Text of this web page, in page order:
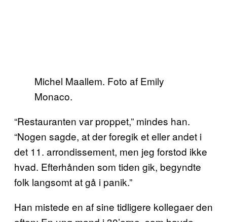
Michel Maallem. Foto af Emily
Monaco.
“Restauranten var proppet,” mindes han.
“Nogen sagde, at der foregik et eller andet i
det 11. arrondissement, men jeg forstod ikke
hvad. Efterhånden som tiden gik, begyndte
folk langsomt at gå i panik.”
Han mistede en af sine tidligere kollegaer den